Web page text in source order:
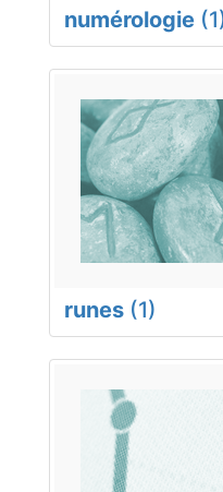
numérologie
runes (1)